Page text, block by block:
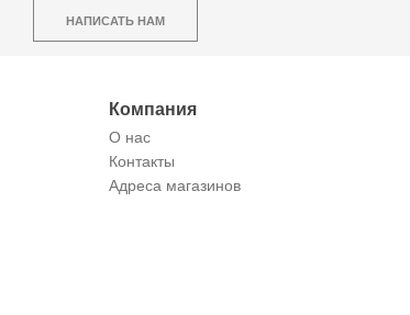
НАПИСАТЬ НАМ
Компания
О нас
Контакты
Адреса магазинов